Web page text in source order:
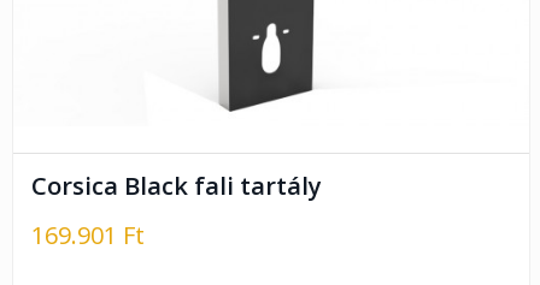
Corsica Black fali tartály
169.901 Ft